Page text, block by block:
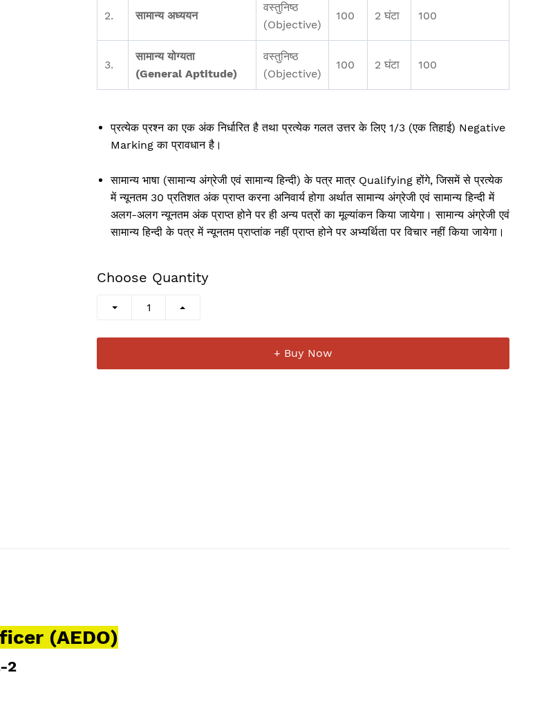
2. सामान्य अध्ययन
वस्तुनिष्ठ
(Objective)
100 2 घंटा 100
3.
सामान्य योग्यता
(General Aptitude)
वस्तुनिष्ठ
(Objective)
100 2 घंटा 100
प्रत्येक प्रश्न का एक अंक निर्धारित है तथा प्रत्येक गलत उत्तर के लिए 1/3 (एक तिहाई) Negative
Marking का प्रावधान है।
सामान्य भाषा (सामान्य अंग्रेजी एवं सामान्य हिन्दी) के पत्र मात्र Qualifying होंगे, जिसमें से प्रत्येक
में न्यूनतम 30 प्रतिशत अंक प्राप्त करना अनिवार्य होगा अर्थात सामान्य अंग्रेजी एवं सामान्य हिन्दी में
अलग-अलग न्यूनतम अंक प्राप्त होने पर ही अन्य पत्रों का मूल्यांकन किया जायेगा। सामान्य अंग्रेजी एवं
सामान्य हिन्दी के पत्र में न्यूनतम प्राप्तांक नहीं प्राप्त होने पर अभ्यर्थिता पर विचार नहीं किया जायेगा।
Choose Quantity
+ Buy Now
(AEDO)
2